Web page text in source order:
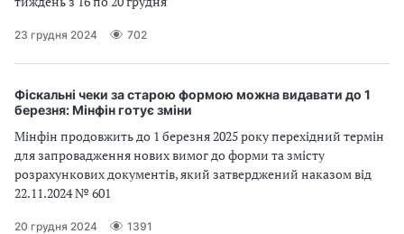
23 грудня 2024 702
Фіскальні чеки за старою формою можна видавати до 1
березня: Мінфін готує зміни
Мінфін продовжить до 1 березня 2025 року перехідний термін
для запровадження нових вимог до форми та змісту
розрахункових документів, який затверджений наказом від
22.11.2024 № 601
20 грудня 2024 1391